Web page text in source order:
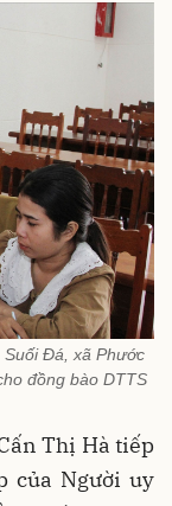
Đá, xã Phước
đồng bào DTTS
Thị Hà tiếp
của Người uy